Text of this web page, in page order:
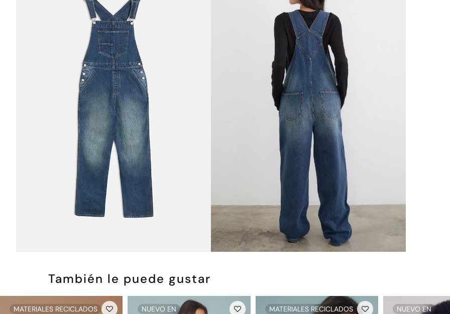
También le puede gustar
MATERIALES RECICLADOS NUEVO EN MATERIALES RECICLADOS NUEVO EN